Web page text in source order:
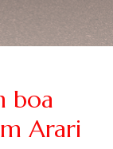
boa
Arari